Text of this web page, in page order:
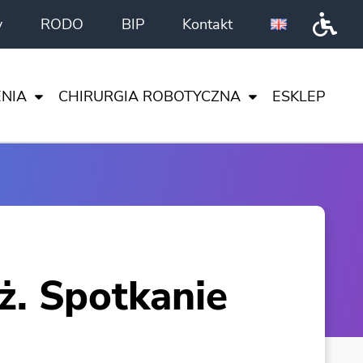
RODO BIP Kontakt
CHIRURGIA ROBOTYCZNA ESKLEP
Spotkanie